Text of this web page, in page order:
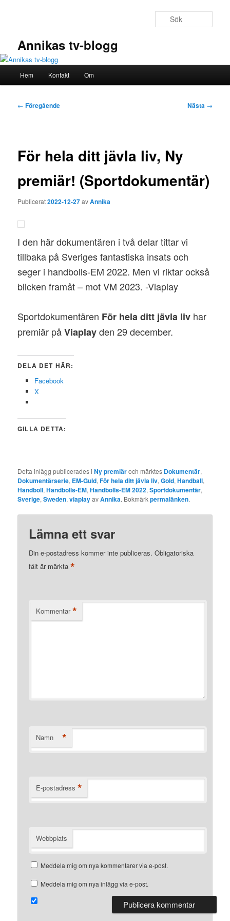
Annikas tv-blogg
Hem Kontakt Om
Inläggsnavigering
← Föregående Nästa →
För hela ditt jävla liv, Ny
premiär! (Sportdokumentär)
Publicerat2022-12-27avAnnika
I den här dokumentären i två delar tittar vi
tillbaka på Sveriges fantastiska insats och
seger i handbolls-EM 2022. Men vi riktar också
blicken framåt – mot VM 2023. -Viaplay
Sportdokumentären För hela ditt jävla liv har
premiär påViaplayden 29 december.
DELA DET HÄR:
Facebook
X
GILLA DETTA:
Detta inlägg publicerades iNy premiäroch märktes Dokumentär,
Dokumentärserie, EM-Guld,För hela ditt jävla liv,Gold,Handball,
Handboll,Handbolls-EM,Handbolls-EM 2022,Sportdokumentär,
Sverige,Sweden,viaplayavAnnika. Bokmärkpermalänken.
Lämna ett svar
Din e-postadress kommer inte publiceras. Obligatoriska
fält är märkta*
Kommentar *
Namn *
E-postadress *
Webbplats
Meddela mig om nya kommentarer via e-post.
Meddela mig om nya inlägg via e-post.